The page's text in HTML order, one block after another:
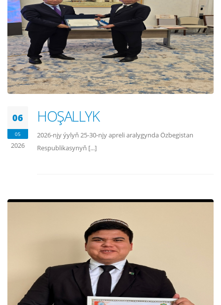
06
05
2026
HOŞALLYK
2026-njy ýylyň 25-30-njy apreli aralygynda Özbegistan
Respublikasynyň [...]